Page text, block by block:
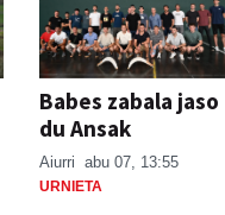
Babes zabala jaso
du Ansak
Aiurri abu 07, 13:55
URNIETA